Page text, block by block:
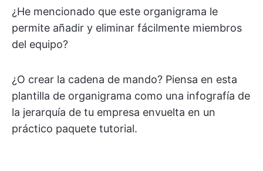
¿He mencionado que este organigrama le
permite añadir y eliminar fácilmente miembros
del equipo?
¿O crear la cadena de mando? Piensa en esta
plantilla de organigrama como una infografía de
la jerarquía de tu empresa envuelta en un
práctico paquete tutorial.